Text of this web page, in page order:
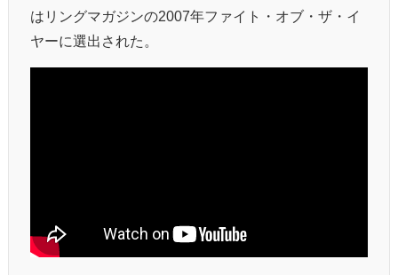
はリングマガジンの2007年ファイト・オブ・ザ・イ
ヤーに選出された。